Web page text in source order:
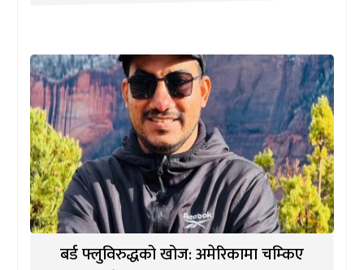
बर्ड फ्लुविरुद्धको खोज: अमेरिकामा चम्किए